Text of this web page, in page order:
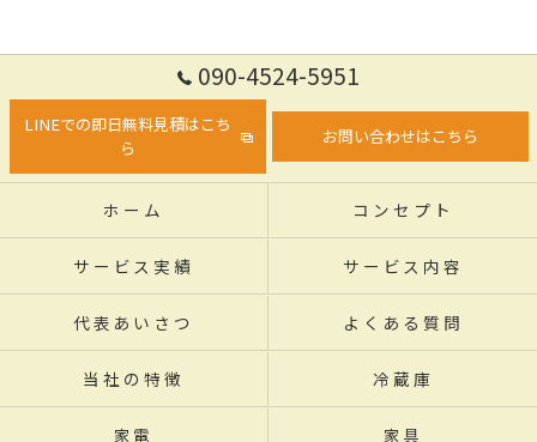
090-4524-5951
LINEでの即日無料見積はこち
ら
お問い合わせはこちら
ホーム コンセプト
サービス実績 サービス内容
代表あいさつ よくある質問
当社の特徴 冷蔵庫
家電 家具